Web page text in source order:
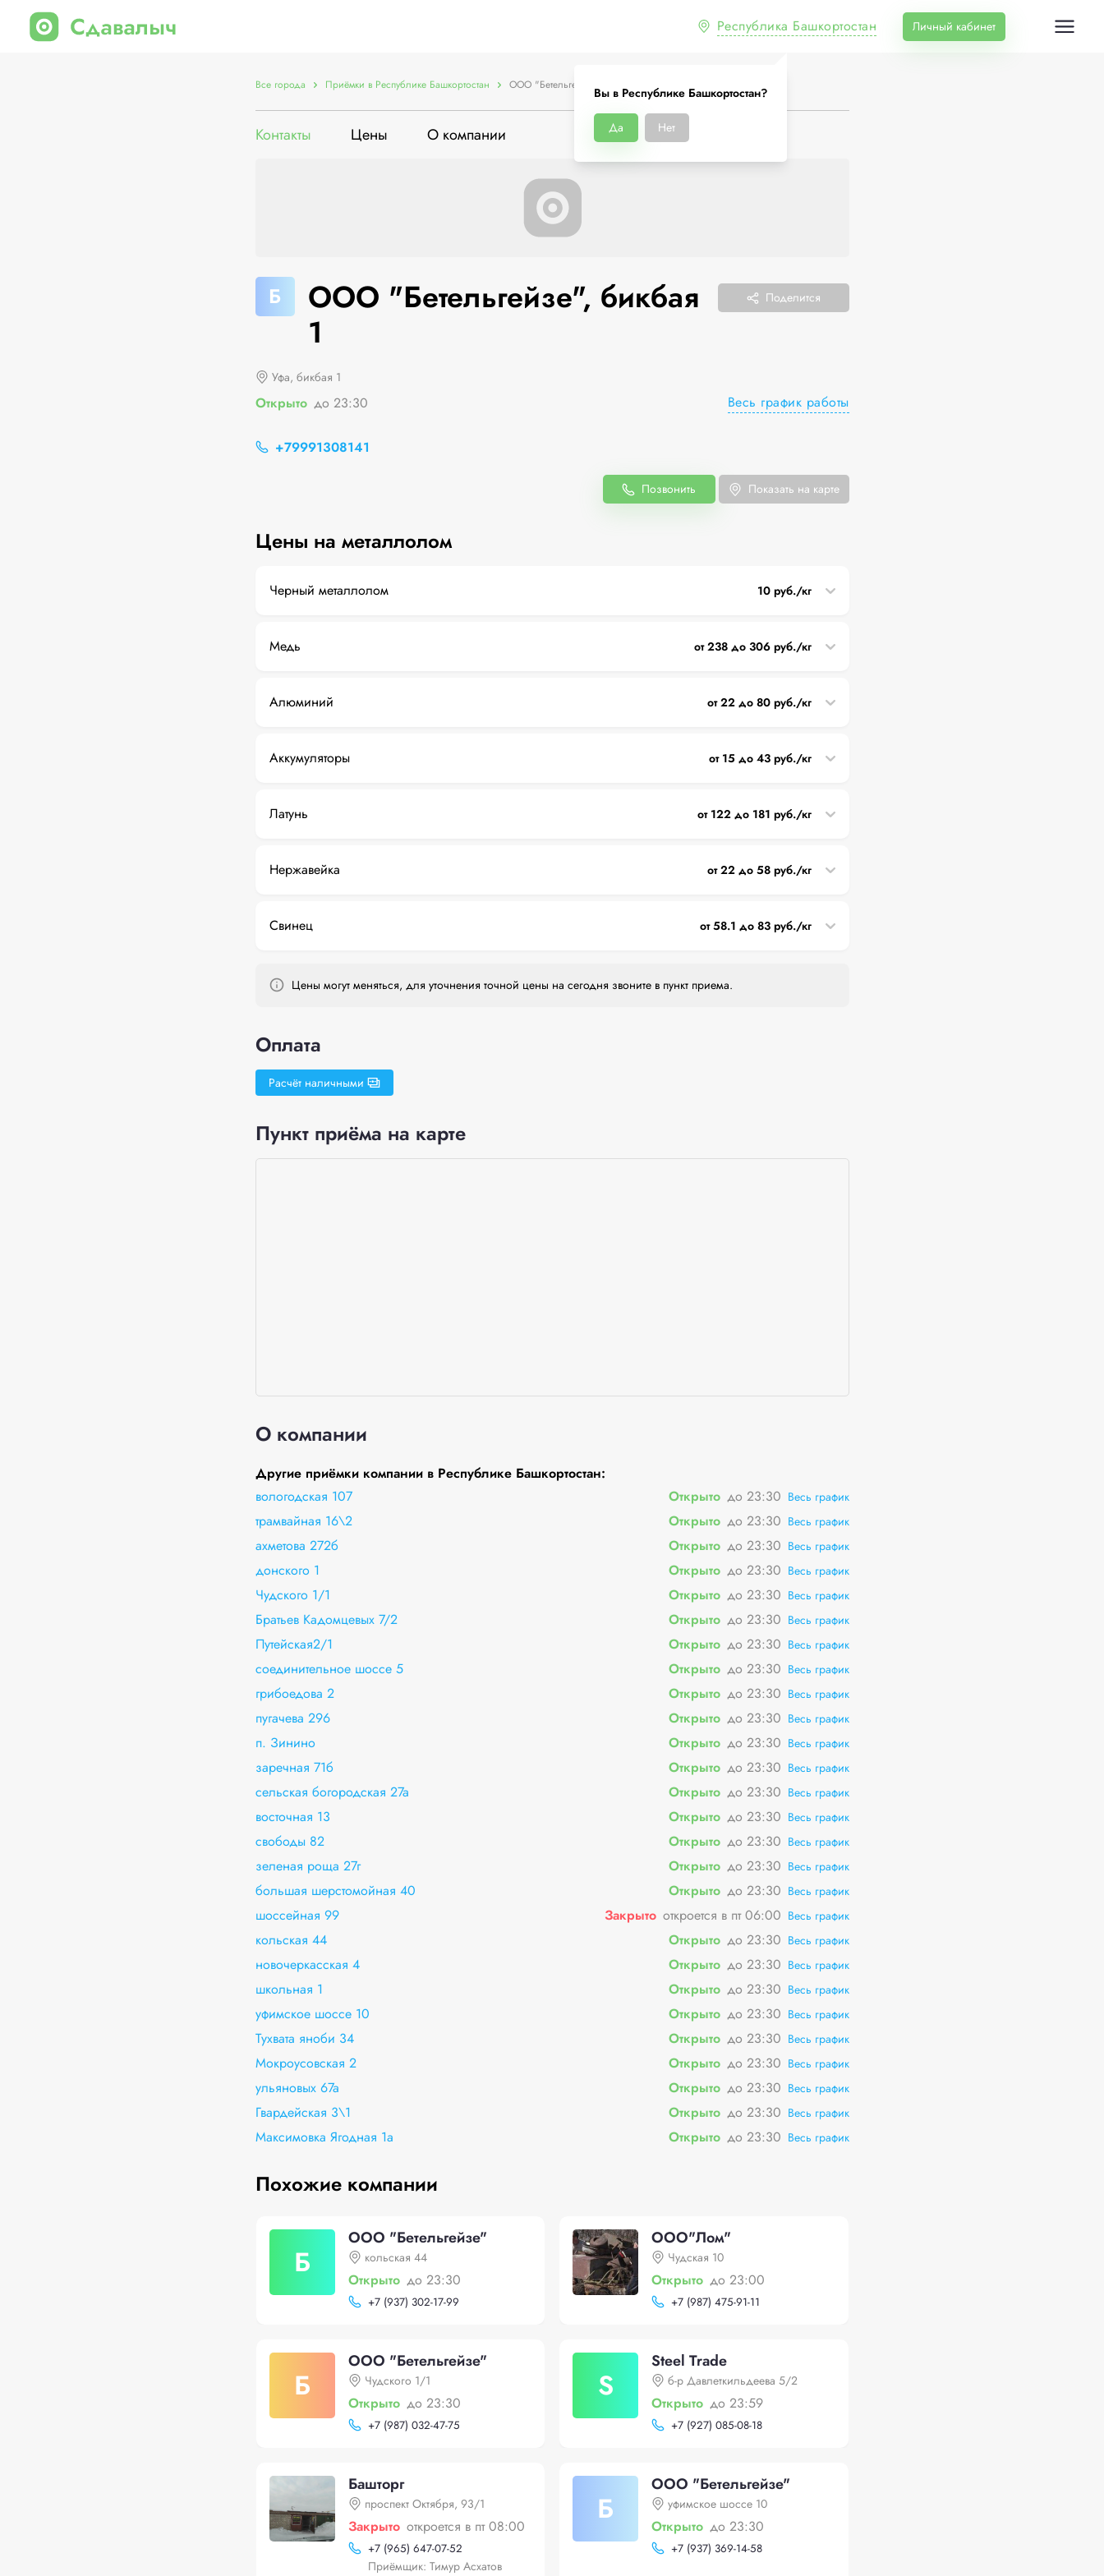
Республика Башкортостан
Вы в Республике Башкортостан?
Да Нет
Личный кабинет
Все города Приёмки в Республике Башкортостан ООО "Бетельгейзе", бикбая 1
Контакты Цены О компании
Б
ООО "Бетельгейзе", бикбая
1
Поделится
Уфа, бикбая 1
Открыто до 23:30 Весь график работы
+79991308141
Позвонить Показать на карте
Цены на металлолом
Черный металлолом 10 руб./кг
Медь от 238 до 306 руб./кг
Алюминий от 22 до 80 руб./кг
Аккумуляторы от 15 до 43 руб./кг
Латунь от 122 до 181 руб./кг
Нержавейка от 22 до 58 руб./кг
Свинец от 58.1 до 83 руб./кг
Цены могут меняться, для уточнения точной цены на сегодня звоните в пункт приема.
Оплата
Расчёт наличными
Пункт приёма на карте
О компании
Другие приёмки компании в Республике Башкортостан:
вологодская 107
Открыто до 23:30 Весь график
трамвайная 16\2 Открыто до 23:30 Весь график
ахметова 272б Открыто до 23:30 Весь график
донского 1 Открыто до 23:30 Весь график
Чудского 1/1 Открыто до 23:30 Весь график
Братьев Кадомцевых 7/2 Открыто до 23:30 Весь график
Путейская2/1 Открыто до 23:30 Весь график
соединительное шоссе 5 Открыто до 23:30 Весь график
грибоедова 2 Открыто до 23:30 Весь график
пугачева 296 Открыто до 23:30 Весь график
п. Зинино Открыто до 23:30 Весь график
заречная 71б Открыто до 23:30 Весь график
сельская богородская 27а Открыто до 23:30 Весь график
восточная 13 Открыто до 23:30 Весь график
свободы 82 Открыто до 23:30 Весь график
зеленая роща 27г Открыто до 23:30 Весь график
большая шерстомойная 40 Открыто до 23:30 Весь график
шоссейная 99 Закрыто откроется в пт 06:00 Весь график
кольская 44 Открыто до 23:30 Весь график
новочеркасская 4 Открыто до 23:30 Весь график
школьная 1 Открыто до 23:30 Весь график
уфимское шоссе 10 Открыто до 23:30 Весь график
Тухвата яноби 34 Открыто до 23:30 Весь график
Мокроусовская 2 Открыто до 23:30 Весь график
ульяновых 67а Открыто до 23:30 Весь график
Гвардейская 3\1 Открыто до 23:30 Весь график
Максимовка Ягодная 1а Открыто до 23:30 Весь график
Похожие компании
Б
ООО "Бетельгейзе"
кольская 44
Открыто до 23:30
+7 (937) 302-17-99
ООО"Лом"
Чудская 10
Открыто до 23:00
+7 (987) 475-91-11
Б
ООО "Бетельгейзе"
Чудского 1/1
Открыто до 23:30
+7 (987) 032-47-75
S
Steel Trade
б-р Давлеткильдеева 5/2
Открыто до 23:59
+7 (927) 085-08-18
Башторг
проспект Октября, 93/1
Закрыто откроется в пт 08:00
+7 (965) 647-07-52
Приёмщик: Тимур Асхатов
Б
ООО "Бетельгейзе"
уфимское шоссе 10
Открыто до 23:30
+7 (937) 369-14-58